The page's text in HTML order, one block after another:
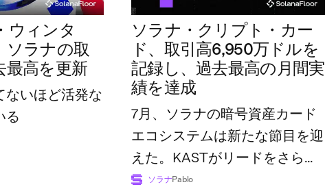
ウィンタ
ソラナの取
最高を更新
ないほど活発な
る
ソラナ・クリプト・カー
ド、取引高6,950万ドルを
記録し、過去最高の月間実
績を達成
7月、ソラナの暗号資産カード
エコシステムは新たな節目を迎
えた。KASTがリードをさらに
広げた一方で、業界全体の利用
ソラナPablo